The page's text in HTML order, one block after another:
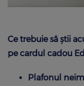
Ce trebuie să știi
pe cardul cadou
Plafonul